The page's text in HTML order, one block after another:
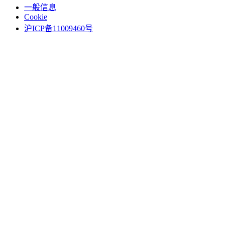
一般信息
Cookie
沪ICP备11009460号